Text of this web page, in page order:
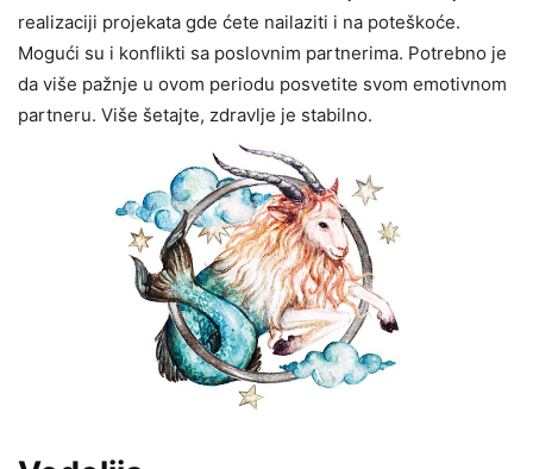
realizaciji projekata gde ćete nailaziti i na poteškoće.
Mogući su i konflikti sa poslovnim partnerima. Potrebno je
da više pažnje u ovom periodu posvetite svom emotivnom
partneru. Više šetajte, zdravlje je stabilno.